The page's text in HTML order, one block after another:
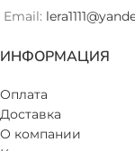
Email:
ИНФОРМАЦИЯ
Оплата
Доставка
О компании